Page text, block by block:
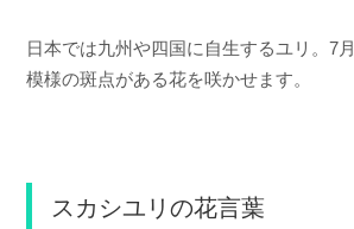
日本では九州や四国に自生するユリ。7
模様の斑点がある花を咲かせます。
スカシユリの花言葉